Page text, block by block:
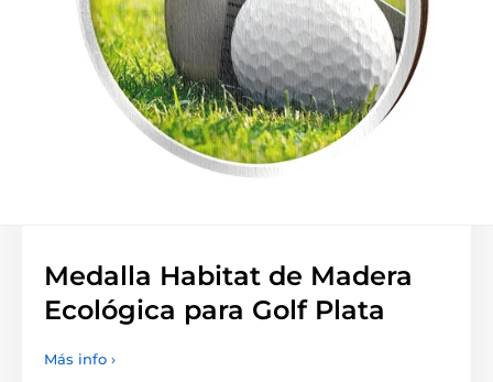
Medalla Habitat de Madera
Ecológica para Golf Plata
Más info ›